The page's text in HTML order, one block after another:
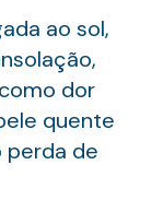
ao sol,
dor
quente
perda de